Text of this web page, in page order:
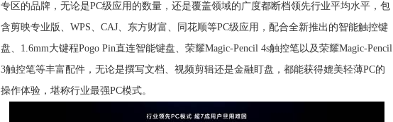
专区的品牌，无论是PC级应⽤的数量，还是覆盖领域的广度都断档领先行业平均水平，包
含剪映专业版、WPS、CAJ、东方财富、同花顺等PC级应用，配合全新推出的智能触控键
盘、1.6mm大键程Pogo Pin直连智能键盘、荣耀Magic-Pencil 4s触控笔以及荣耀Magic-Pencil
3触控笔等丰富配件，无论是撰写文档、视频剪辑还是金融盯盘，都能获得媲美轻薄PC的
操作体验，堪称行业最强PC模式。